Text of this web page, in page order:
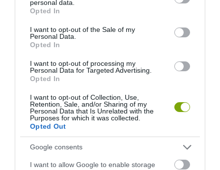
grant or deny consent to Google and its third-party tags to
use your data for below specified purposes in below Google
consent section.
personal data.
Opted In
I want to opt-out of the Sale of my
Personal Data.
Opted In
I want to opt-out of processing my
Personal Data for Targeted Advertising.
Opted In
I want to opt-out of Collection, Use,
Retention, Sale, and/or Sharing of my
Personal Data that Is Unrelated with the
Purposes for which it was collected.
Opted Out
Google consents
I want to allow Google to enable storage
ELŐZŐ CIKK